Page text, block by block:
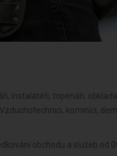
instalatéři, topenáři,
kominíci,
obchodu a služeb od